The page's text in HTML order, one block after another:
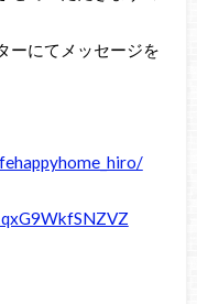
ーにてメッセージを